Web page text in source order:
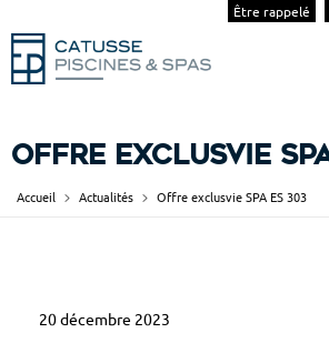
Être rappelé
Offre exclusvie SPA
Accueil Actualités Offre exclusvie SPA ES 303
O
20 décembre 2023